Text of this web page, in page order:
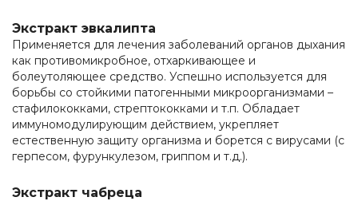
Экстракт эвкалипта
Применяется для лечения заболеваний органов дыхания
как противомикробное, отхаркивающее и
болеутоляющее средство. Успешно используется для
борьбы со стойкими патогенными микроорганизмами –
стафилококками, стрептококками и т.п. Обладает
иммуномодулирующим действием, укрепляет
естественную защиту организма и борется с вирусами (с
герпесом, фурункулезом, гриппом и т.д.).
Экстракт чабреца